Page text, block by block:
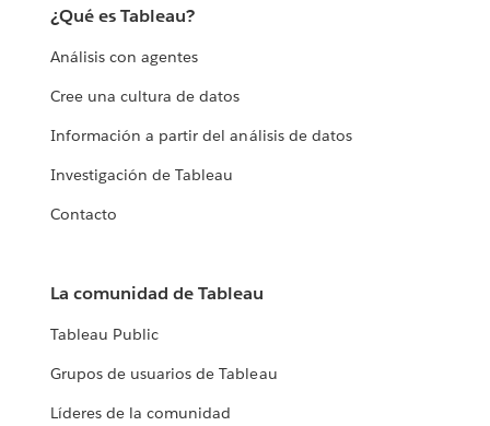
¿Qué es Tableau?
Análisis con agentes
Cree una cultura de datos
Información a partir del análisis de datos
Investigación de Tableau
Contacto
La comunidad de Tableau
Tableau Public
Grupos de usuarios de Tableau
Líderes de la comunidad